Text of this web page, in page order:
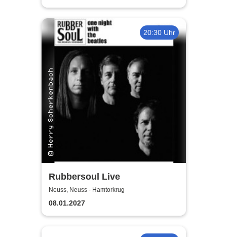
20:30 Uhr
Rubbersoul Live
Neuss, Neuss - Hamtorkrug
08.01.2027